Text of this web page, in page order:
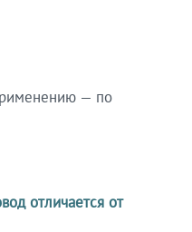
— по
отличается от